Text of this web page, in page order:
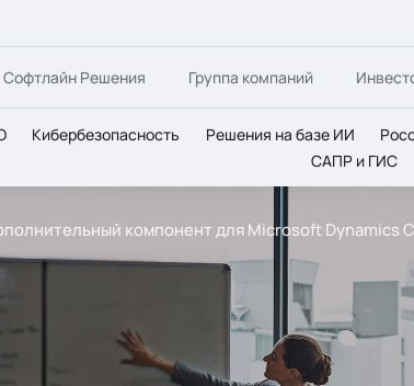
Софтлайн Решения Группа компаний
Кибербезопасность Решения на базе ИИ
САПР и ГИС
компонент для Microsoft Dynamics